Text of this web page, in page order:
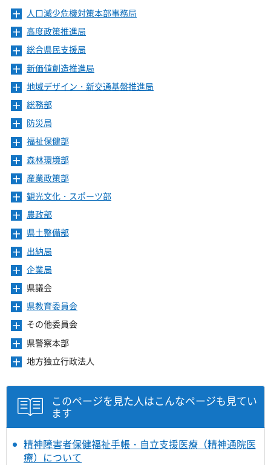
メ
ニ
ュ
ー
を
開
き
ま
す
人口減少危機対策本部事務局
メ
ニ
ュ
ー
を
開
き
ま
す
高度政策推進局
メ
ニ
ュ
ー
を
開
き
ま
す
総合県民支援局
メ
ニ
ュ
ー
を
開
き
ま
す
新価値創造推進局
メ
ニ
ュ
ー
を
開
き
ま
す
地域デザイン・新交通基盤推進局
メ
ニ
ュ
ー
を
開
き
ま
す
総務部
メ
ニ
ュ
ー
を
開
き
ま
す
防災局
メ
ニ
ュ
ー
を
開
き
ま
す
福祉保健部
メ
ニ
ュ
ー
を
開
き
ま
す
森林環境部
メ
ニ
ュ
ー
を
開
き
ま
す
産業政策部
メ
ニ
ュ
ー
を
開
き
ま
す
観光文化・スポーツ部
メ
ニ
ュ
ー
を
開
き
ま
す
農政部
メ
ニ
ュ
ー
を
開
き
ま
す
県土整備部
メ
ニ
ュ
ー
を
開
き
ま
す
出納局
メ
ニ
ュ
ー
を
開
き
ま
す
企業局
メ
ニ
ュ
ー
を
開
き
ま
県議会
メ
ニ
ュ
ー
を
開
ま
す
県教育委員会
メ
ニ
ュ
ー
を
開
す
その他委員会
メ
ニ
ュ
を
開
き
県警察本部
メ
ュ
ー
き
ま
地方独立行政法人
このページを見た人はこんなページも見てい
ます
精神障害者保健福祉手帳・自立支援医療（精神通院医
療）について